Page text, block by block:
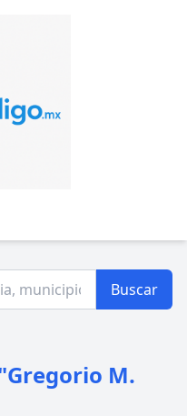
Buscar
M.